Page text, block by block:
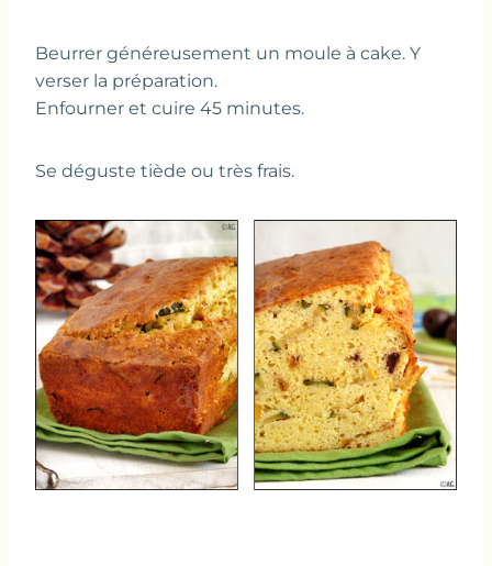
Beurrer généreusement un moule à cake. Y
verser la préparation.
Enfourner et cuire 45 minutes.
Se déguste tiède ou très frais.